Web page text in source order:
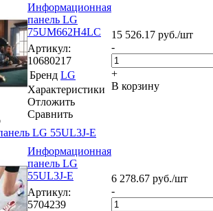
Информационная
панель LG
75UM662H4LC
Артикул:
10680217
Бренд LG
Характеристики
Отложить
Сравнить
15 526.17 руб./шт
-
+
В корзину
LG 55UL3J-E
Информационная
панель LG
55UL3J-E
Артикул:
5704239
6 278.67 руб./шт
-